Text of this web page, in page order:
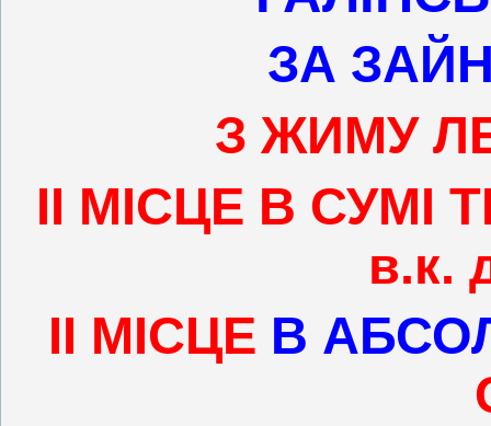
ЗА
З ЖИМУ
ІІ МІСЦЕ В СУМІ
в.к.
ІІ МІСЦЕ В